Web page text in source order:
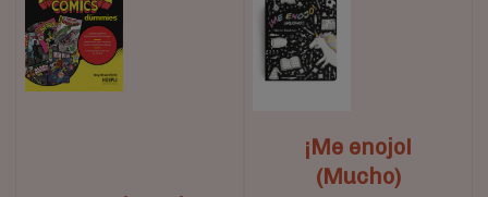
¡Me enojo!
(Mucho)